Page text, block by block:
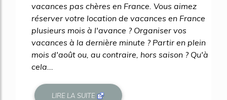
vacances pas chères en France. Vous aimez
réserver votre location de vacances en France
plusieurs mois à l'avance ? Organiser vos
vacances à la dernière minute ? Partir en plein
mois d'août ou, au contraire, hors saison ? Qu'à
cela...
LIRE LA SUITE